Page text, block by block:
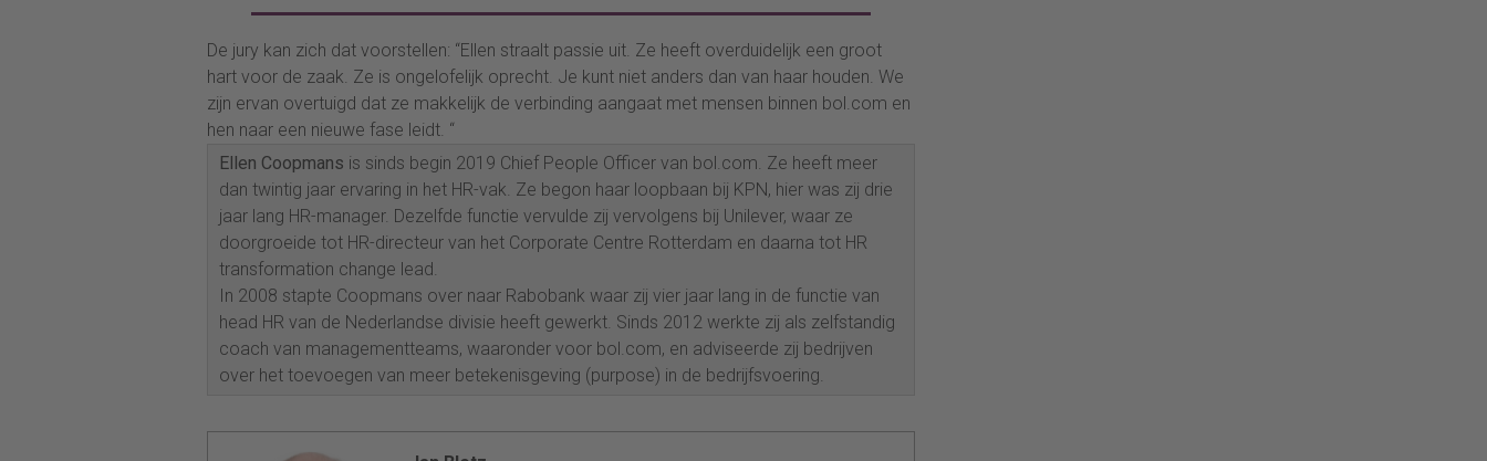
De jury kan zich dat voorstellen: “Ellen straalt passie uit. Ze heeft overduidelijk een groot
hart voor de zaak. Ze is ongelofelijk oprecht. Je kunt niet anders dan van haar houden. We
zijn ervan overtuigd dat ze makkelijk de verbinding aangaat met mensen binnen bol.com en
hen naar een nieuwe fase leidt. “
Ellen Coopmans is sinds begin 2019 Chief People Officer van bol.com. Ze heeft meer
dan twintig jaar ervaring in het HR-vak. Ze begon haar loopbaan bij KPN, hier was zij drie
jaar lang HR-manager. Dezelfde functie vervulde zij vervolgens bij Unilever, waar ze
doorgroeide tot HR-directeur van het Corporate Centre Rotterdam en daarna tot HR
transformation change lead.
In 2008 stapte Coopmans over naar Rabobank waar zij vier jaar lang in de functie van
head HR van de Nederlandse divisie heeft gewerkt. Sinds 2012 werkte zij als zelfstandig
coach van managementteams, waaronder voor bol.com, en adviseerde zij bedrijven
over het toevoegen van meer betekenisgeving (purpose) in de bedrijfsvoering.